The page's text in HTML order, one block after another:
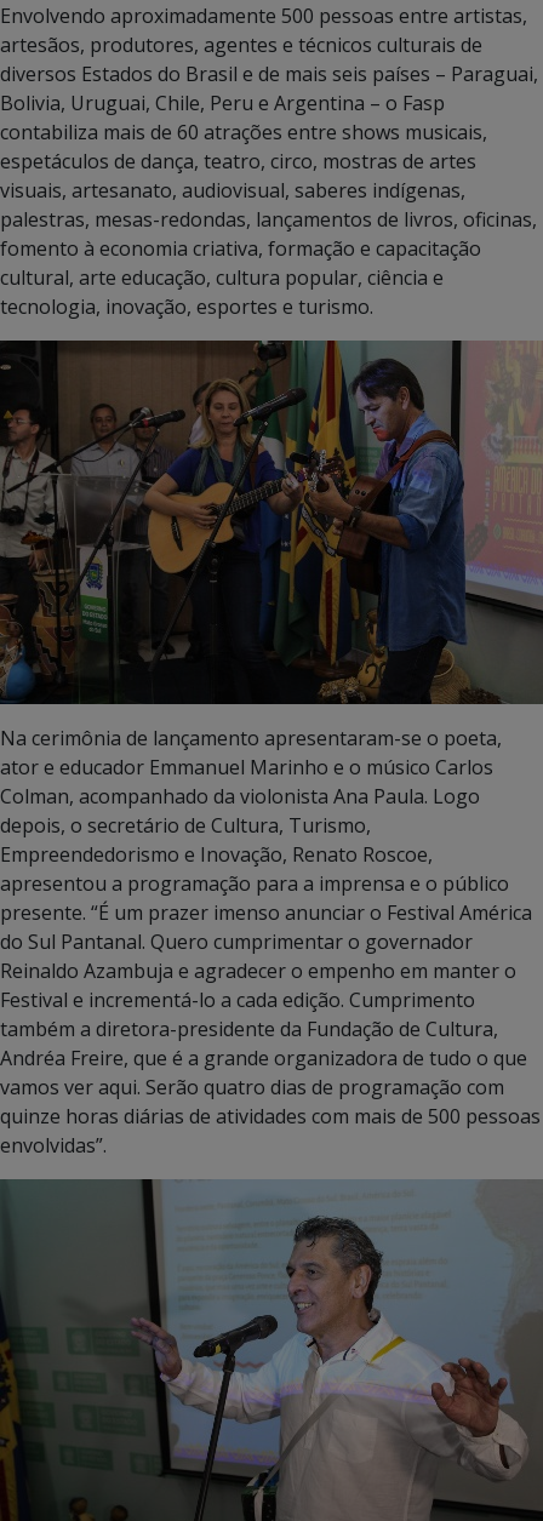
Envolvendo aproximadamente 500 pessoas entre artistas,
artesãos, produtores, agentes e técnicos culturais de
diversos Estados do Brasil e de mais seis países – Paraguai,
Bolivia, Uruguai, Chile, Peru e Argentina – o Fasp
contabiliza mais de 60 atrações entre shows musicais,
espetáculos de dança, teatro, circo, mostras de artes
visuais, artesanato, audiovisual, saberes indígenas,
palestras, mesas-redondas, lançamentos de livros, oficinas,
fomento à economia criativa, formação e capacitação
cultural, arte educação, cultura popular, ciência e
tecnologia, inovação, esportes e turismo.
Na cerimônia de lançamento apresentaram-se o poeta,
ator e educador Emmanuel Marinho e o músico Carlos
Colman, acompanhado da violonista Ana Paula. Logo
depois, o secretário de Cultura, Turismo,
Empreendedorismo e Inovação, Renato Roscoe,
apresentou a programação para a imprensa e o público
presente. “É um prazer imenso anunciar o Festival América
do Sul Pantanal. Quero cumprimentar o governador
Reinaldo Azambuja e agradecer o empenho em manter o
Festival e incrementá-lo a cada edição. Cumprimento
também a diretora-presidente da Fundação de Cultura,
Andréa Freire, que é a grande organizadora de tudo o que
vamos ver aqui. Serão quatro dias de programação com
quinze horas diárias de atividades com mais de 500 pessoas
envolvidas”.